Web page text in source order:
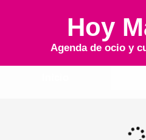
Hoy
Agenda de ocio y